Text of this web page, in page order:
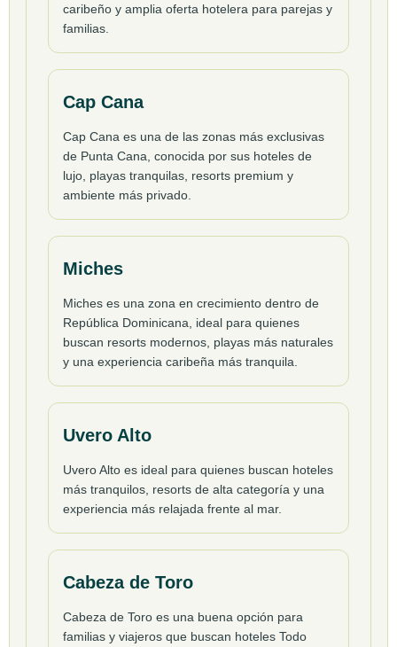
caribeño y amplia oferta hotelera para parejas y
familias.
Cap Cana
Cap Cana es una de las zonas más exclusivas
de Punta Cana, conocida por sus hoteles de
lujo, playas tranquilas, resorts premium y
ambiente más privado.
Miches
Miches es una zona en crecimiento dentro de
República Dominicana, ideal para quienes
buscan resorts modernos, playas más naturales
y una experiencia caribeña más tranquila.
Uvero Alto
Uvero Alto es ideal para quienes buscan hoteles
más tranquilos, resorts de alta categoría y una
experiencia más relajada frente al mar.
Cabeza de Toro
Cabeza de Toro es una buena opción para
familias y viajeros que buscan hoteles Todo